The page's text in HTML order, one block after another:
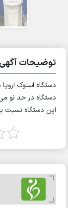
توضیحات آگهی
دستگاه استوک
دستگاه در حد نو
این دستگاه نسبت